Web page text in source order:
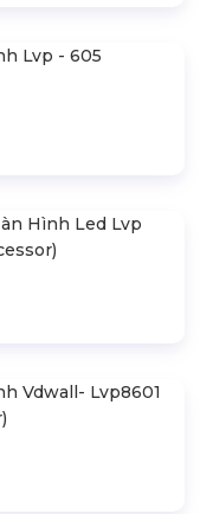
Lvp - 605
Hình Led Lvp
Vdwall- Lvp8601